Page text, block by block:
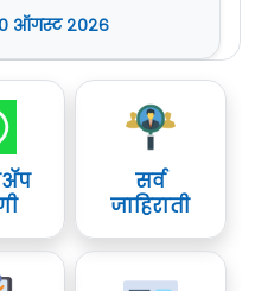
ऑगस्ट २०२६
सर्व
जाहिराती